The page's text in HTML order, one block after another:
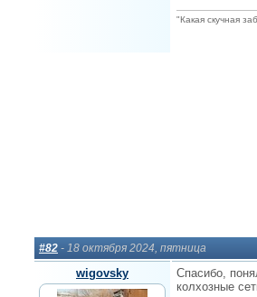
"Какая скучная
#82 - 18 октября 2024, пятница
wigovsky
Спасибо,
колхозные